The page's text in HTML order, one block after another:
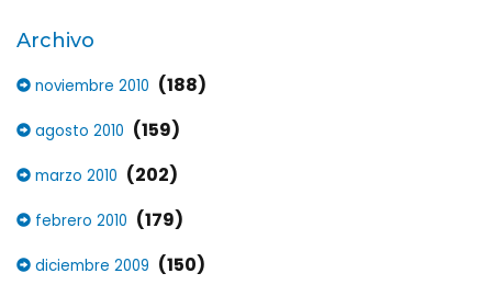
Archivo
noviembre 2010 (188)
agosto 2010 (159)
marzo 2010 (202)
febrero 2010 (179)
diciembre 2009 (150)